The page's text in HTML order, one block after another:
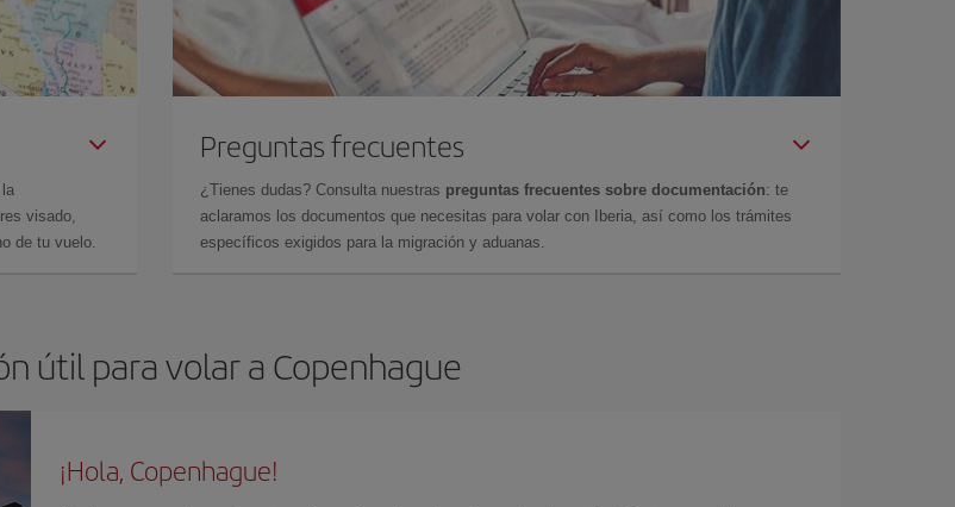
visado,
de tu vuelo.
Preguntas frecuentes
¿Tienes dudas? Consulta nuestras preguntas frecuentes sobre documentación: te
aclaramos los documentos que necesitas para volar con Iberia, así como los trámites
específicos exigidos para la migración y aduanas.
útil para volar a Copenhague
¡Hola, Copenhague!